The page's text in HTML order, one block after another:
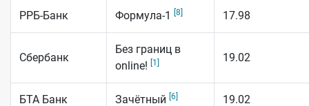
РРБ-Банк Формула-1 [8] 17.98
Сбербанк
Без границ в
online!
[1] 19.02
БТА Банк Зачётный [6] 19.02